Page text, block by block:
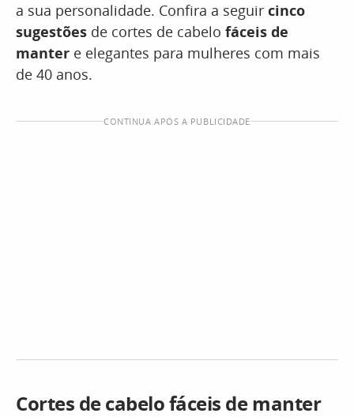
a sua personalidade. Confira a seguir cinco
sugestões de cortes de cabelo fáceis de
manter e elegantes para mulheres com mais
de 40 anos.
CONTINUA APÓS A PUBLICIDADE
Cortes de cabelo fáceis de manter